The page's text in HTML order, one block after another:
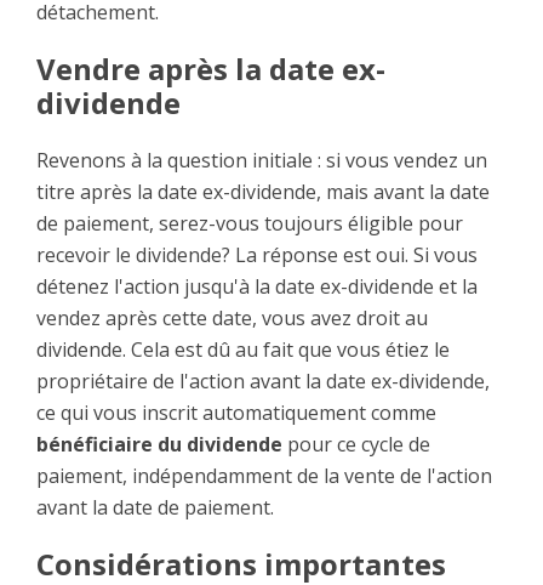
détachement.
Vendre après la date ex-
dividende
Revenons à la question initiale : si vous vendez un
titre après la date ex-dividende, mais avant la date
de paiement, serez-vous toujours éligible pour
recevoir le dividende? La réponse est oui. Si vous
détenez l'action jusqu'à la date ex-dividende et la
vendez après cette date, vous avez droit au
dividende. Cela est dû au fait que vous étiez le
propriétaire de l'action avant la date ex-dividende,
ce qui vous inscrit automatiquement comme
bénéficiaire du dividende pour ce cycle de
paiement, indépendamment de la vente de l'action
avant la date de paiement.
Considérations importantes